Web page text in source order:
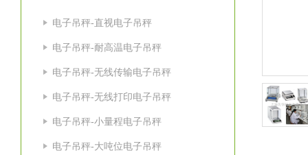
电子吊秤-直视电子吊秤
电子吊秤-耐高温电子吊秤
电子吊秤-无线传输电子吊秤
电子吊秤-无线打印电子吊秤
电子吊秤-小量程电子吊秤
电子吊秤-大吨位电子吊秤